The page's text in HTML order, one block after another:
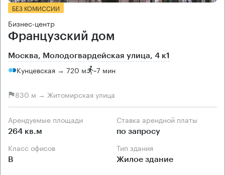
БЕЗ КОМИССИИ
Бизнес-центр
Французский дом
Москва, Молодогвардейская улица, 4 к1
Кунцевская → 720 м ~7 мин
830 м → Житомирская улица
Арендуемые площади
264 кв.м
Ставка арендной платы
по запросу
Класс офисов
B
Тип здания
Жилое здание